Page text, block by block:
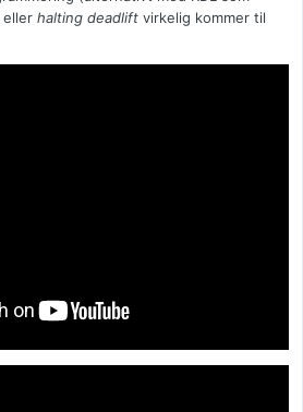
eller halting deadlift virkelig kommer til